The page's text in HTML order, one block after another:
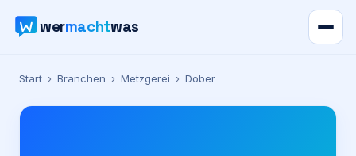
wermachtwas
Verzeichnis
Karte
Start › Branchen › Metzgerei › Dober